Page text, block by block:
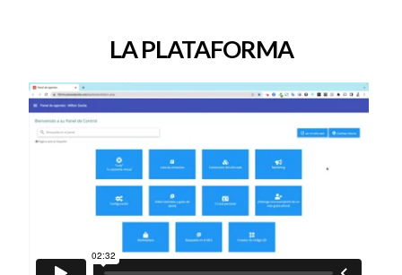
LA PLATAFORMA